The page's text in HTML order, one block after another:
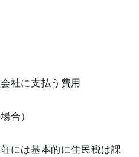
社に支払う費用
合）
には基本的に住民税は課